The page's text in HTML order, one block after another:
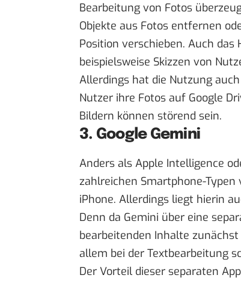
Bearbeitung von Fotos
Objekte aus Fotos entfernen
Position verschieben. Auch
beispielsweise Skizzen von
Allerdings hat die Nutzung
Nutzer ihre Fotos auf Google
Bildern können störend sein.
3. Google Gemini
Anders als Apple Intelligence
zahlreichen Smartphone-
iPhone. Allerdings liegt hierin
Denn da Gemini über eine
bearbeitenden Inhalte
allem bei der Textbearbeitung
Der Vorteil dieser separaten